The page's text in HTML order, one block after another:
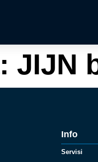
JIJN
Info
Servisi